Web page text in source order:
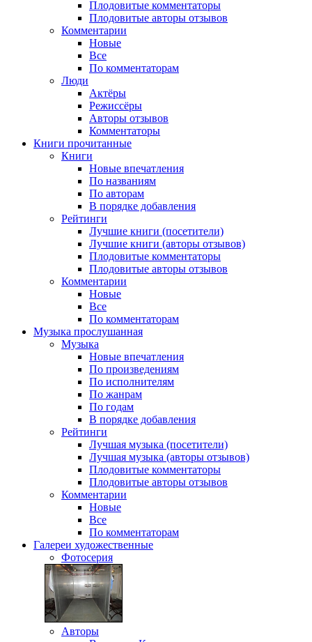
Плодовитые комментаторы
Плодовитые авторы отзывов
Комментарии
Новые
Все
По комментаторам
Люди
Актёры
Режиссёры
Авторы отзывов
Комментаторы
Книги прочитанные
Книги
Новые впечатления
По названиям
По авторам
В порядке добавления
Рейтинги
Лучшие книги (посетители)
Лучшие книги (авторы отзывов)
Плодовитые комментаторы
Плодовитые авторы отзывов
Комментарии
Новые
Все
По комментаторам
Музыка прослушанная
Музыка
Новые впечатления
По произведениям
По исполнителям
По жанрам
По годам
В порядке добавления
Рейтинги
Лучшая музыка (посетители)
Лучшая музыка (авторы отзывов)
Плодовитые комментаторы
Плодовитые авторы отзывов
Комментарии
Новые
Все
По комментаторам
Галереи художественные
Фотосерия
Авторы